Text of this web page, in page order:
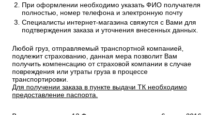
При оформлении необходимо указать ФИО получателя
полностью, номер телефона и электронную почту
Специалисты интернет-магазина свяжутся с Вами для
подтверждения заказа и уточнения внесенных данных.
Любой груз, отправляемый транспортной компанией,
подлежит страхованию, данная мера позволит Вам
получить компенсацию от страховой компании в случае
повреждения или утраты груза в процессе
транспортировки.
Для получении заказа в пункте выдачи ТК необходимо
предоставление паспорта.